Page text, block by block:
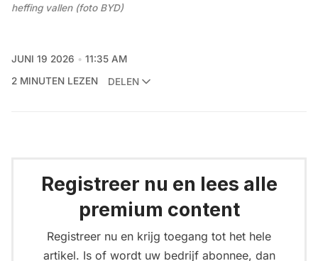
heffing vallen (foto BYD)
JUNI 19 2026
11:35 AM
2 MINUTEN LEZEN
DELEN
Registreer nu en lees alle
premium content
Registreer nu en krijg toegang tot het hele
artikel. Is of wordt uw bedrijf abonnee, dan